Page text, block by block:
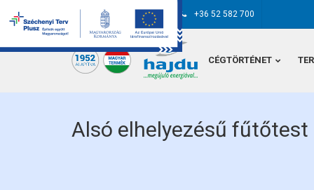
hajdu@hajdurt.hu +36 52 582 700
CÉGTÖRTÉNET
Alsó elhelyezésű fűtőtest